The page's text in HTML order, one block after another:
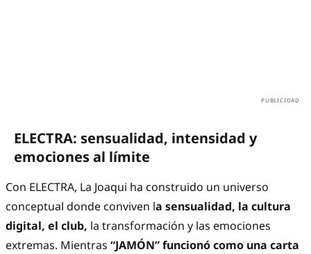
ELECTRA: sensualidad, intensidad y
emociones al límite
Con ELECTRA, La Joaqui ha construido un universo
conceptual donde conviven la sensualidad, la cultura
digital, el club, la transformación y las emociones
extremas. Mientras “JAMÓN” funcionó como una carta